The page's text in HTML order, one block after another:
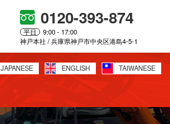
0120-393-874
平日
9:00 - 17:00
神戸本社 / 兵庫県神戸市中央区港島4-5-1
JAPANESE ENGLISH TAIWANESE